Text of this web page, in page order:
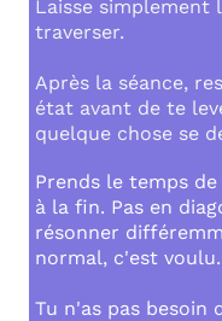
Laisse simplement
traverser.
Après la séance,
état avant de te
quelque chose se
Prends le temps
à la fin. Pas en
résonner
normal, c'est voulu.
Tu n'as pas besoin